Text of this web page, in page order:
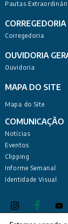
Pautas
CORREGEDORIA
Corregedoria
OUVIDORIA
Ouvidoria
MAPA DO SITE
Mapa do Site
COMUNICAÇÃO
Notícias
Eventos
Clipping
Informe Semanal
Identidade Visual